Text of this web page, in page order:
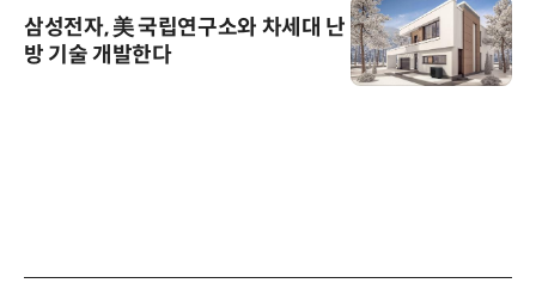
삼성전자, 美 국립연구소와 차세대 난
방 기술 개발한다